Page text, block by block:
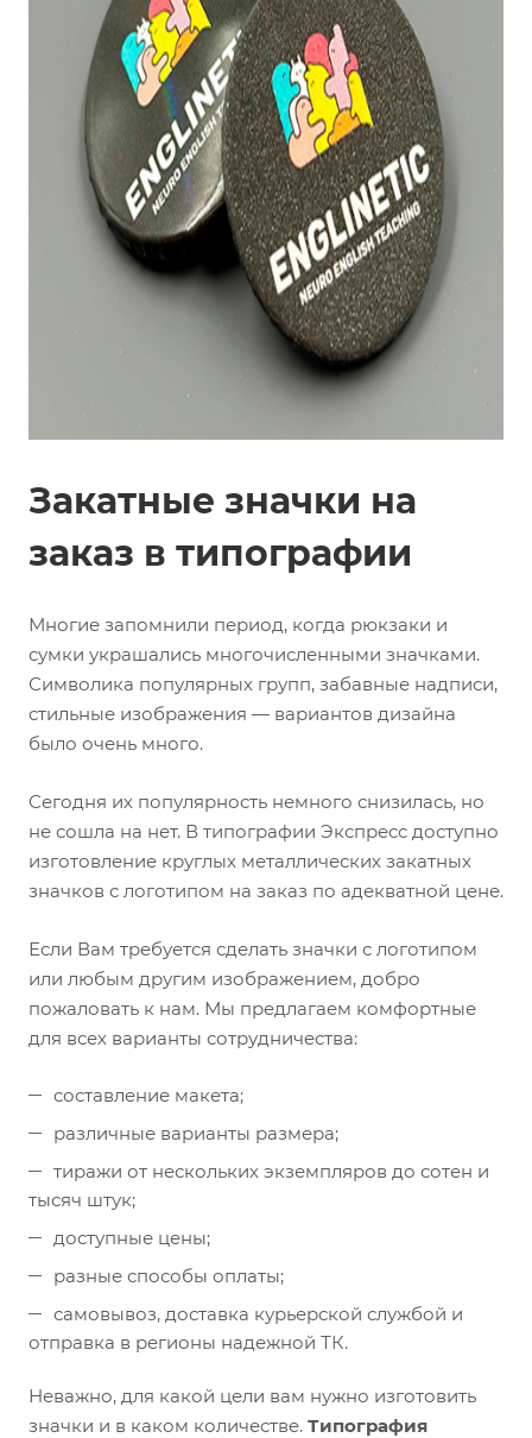
Закатные значки на
заказ в типографии
Многие запомнили период, когда рюкзаки и
сумки украшались многочисленными значками.
Символика популярных групп, забавные надписи,
стильные изображения — вариантов дизайна
было очень много.
Сегодня их популярность немного снизилась, но
не сошла на нет. В типографии Экспресс доступно
изготовление круглых металлических закатных
значков с логотипом на заказ по адекватной цене.
Если Вам требуется сделать значки с логотипом
или любым другим изображением, добро
пожаловать к нам. Мы предлагаем комфортные
для всех варианты сотрудничества:
составление макета;
различные варианты размера;
тиражи от нескольких экземпляров до сотен и
тысяч штук;
доступные цены;
разные способы оплаты;
самовывоз, доставка курьерской службой и
отправка в регионы надежной ТК.
Неважно, для какой цели вам нужно изготовить
значки и в каком количестве. Типография